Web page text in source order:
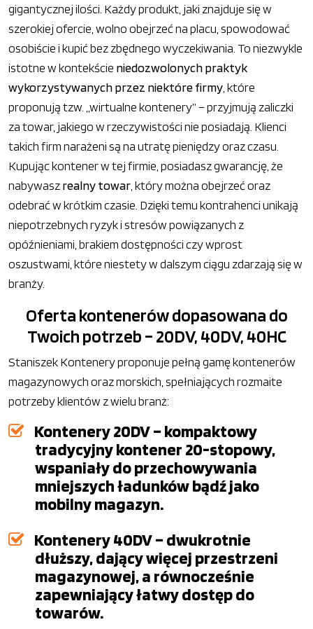
gigantycznej ilości. Każdy produkt, jaki znajduje się w
szerokiej ofercie, wolno obejrzeć na placu, spowodować
osobiście i kupić bez zbędnego wyczekiwania. To niezwykle
istotne w kontekście niedozwolonych praktyk
wykorzystywanych przez niektóre firmy , które
proponują tzw. „wirtualne kontenery” – przyjmują zaliczki
za towar, jakiego w rzeczywistości nie posiadają. Klienci
takich firm narażeni są na utratę pieniędzy oraz czasu.
Kupując kontener w tej firmie, posiadasz gwarancję, że
nabywaszrealny towar , który można obejrzeć oraz
odebrać w krótkim czasie. Dzięki temu kontrahenci unikają
niepotrzebnych ryzyk i stresów powiązanych z
opóźnieniami, brakiem dostępności czy wprost
oszustwami, które niestety w dalszym ciągu zdarzają się w
branży.
Oferta kontenerów dopasowana do
Twoich potrzeb – 20DV, 40DV, 40HC
Staniszek Kontenery proponuje pełną gamę kontenerów
magazynowych oraz morskich, spełniających rozmaite
potrzeby klientów z wielu branż:
Kontenery 20DV – kompaktowy
tradycyjny kontener 20-stopowy,
wspaniały do przechowywania
mniejszych ładunków bądź jako
mobilny magazyn.
Kontenery 40DV – dwukrotnie
dłuższy, dający więcej przestrzeni
magazynowej, a równocześnie
zapewniający łatwy dostęp do
towarów.